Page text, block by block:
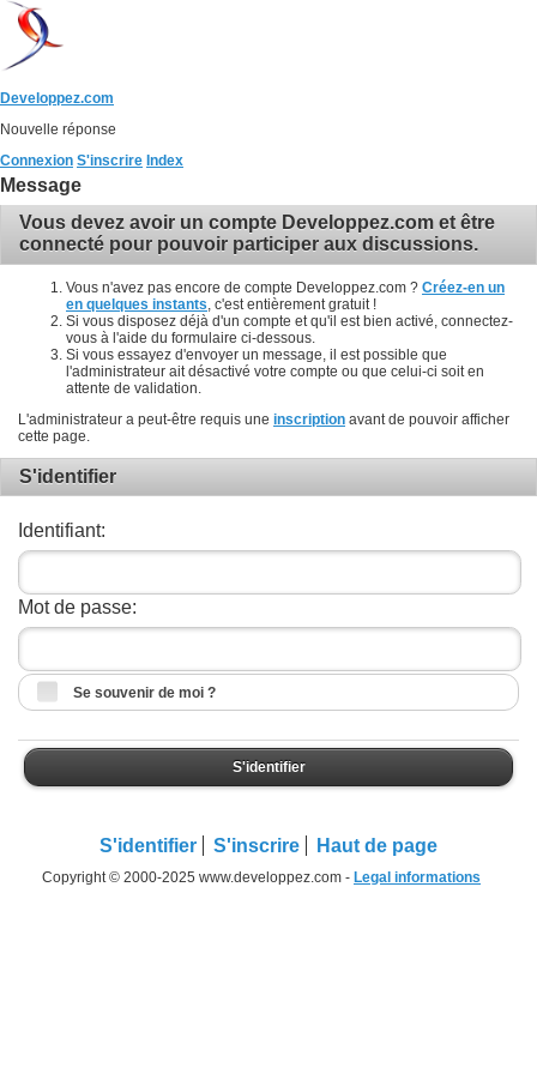
Developpez.com
Nouvelle réponse
Connexion S'inscrire Index
Message
Vous devez avoir un compte Developpez.com et être
connecté pour pouvoir participer aux discussions.
Vous n'avez pas encore de compte Developpez.com ? Créez-en un
en quelques instants , c'est entièrement gratuit !
Si vous disposez déjà d'un compte et qu'il est bien activé, connectez-
vous à l'aide du formulaire ci-dessous.
Si vous essayez d'envoyer un message, il est possible que
l'administrateur ait désactivé votre compte ou que celui-ci soit en
attente de validation.
L'administrateur a peut-être requis une inscription avant de pouvoir afficher
cette page.
S'identifier
Identifiant:
Mot de passe:
Se souvenir de moi ?
S'identifier
S'identifier S'inscrire Haut de page
Copyright © 2000-2025 www.developpez.com - Legal informations